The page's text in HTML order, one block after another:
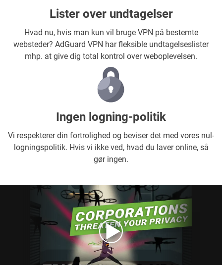
Lister over undtagelser
Hvad nu, hvis man kun vil bruge VPN på bestemte
websteder? AdGuard VPN har fleksible undtagelseslister
mhp. at give dig total kontrol over weboplevelsen.
Ingen logning-politik
Vi respekterer din fortrolighed og beviser det med vores nul-
logningspolitik. Hvis vi ikke ved, hvad du laver online, så
gør ingen.